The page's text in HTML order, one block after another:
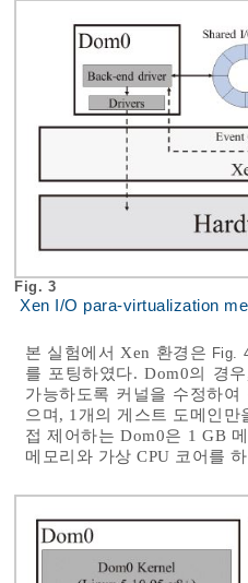
Fig. 3
Xen I/O para-virtualization
본 실험에서 Xen 환경은 Fig.
를 포팅하였다. Dom0의 경
가능하도록 커널을 수정하
으며, 1개의 게스트 도메인만
접 제어하는 Dom0은 1 GB
메모리와 가상 CPU 코어를